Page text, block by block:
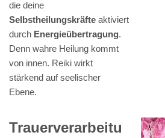
die deine
Selbstheilungskräfte aktiviert
durch Energieübertragung.
Denn wahre Heilung kommt
von innen. Reiki wirkt
stärkend auf seelischer
Ebene.
Trauerverarbeitu